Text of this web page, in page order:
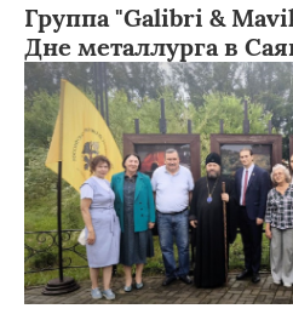
Группа "Galibri &
Дне металлурга в